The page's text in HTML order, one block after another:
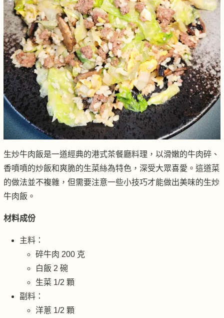
生炒牛肉飯是一道經典的港式茶餐廳料理，以滑嫩的牛肉碎、
香噴噴的炒飯和爽脆的生菜絲為特色，深受大眾喜愛。這道菜
的做法並不複雜，但需要注意一些小技巧才能做出美味的生炒
牛肉飯。
材料成份
主料：
碎牛肉 200 克
白飯 2 碗
生菜 1/2 顆
副料：
洋蔥 1/2 顆